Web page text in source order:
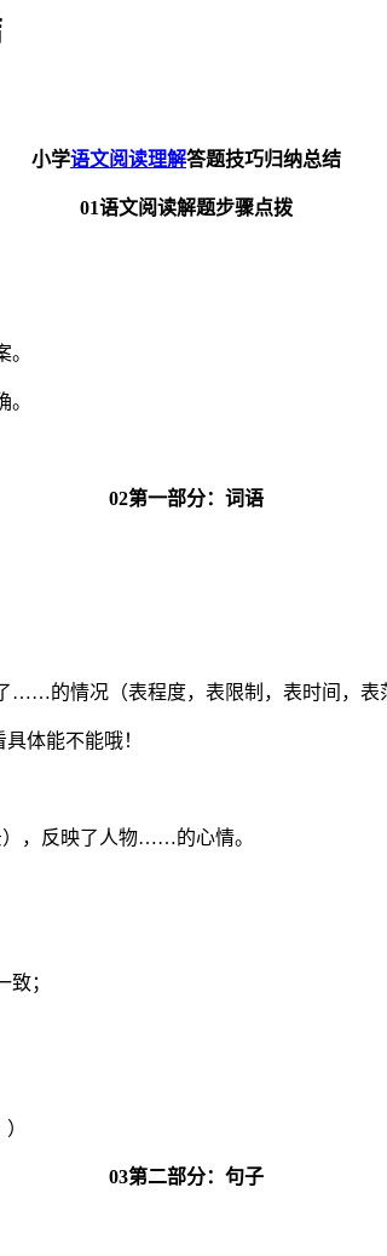
小学语文阅读理解答题技巧归纳总结
01语文阅读解题步骤点拨
02第一部分：词语
……的情况（表程度，表限制，表时间，
体能不能哦！
，反映了人物……的心情。
；
03第二部分：句子